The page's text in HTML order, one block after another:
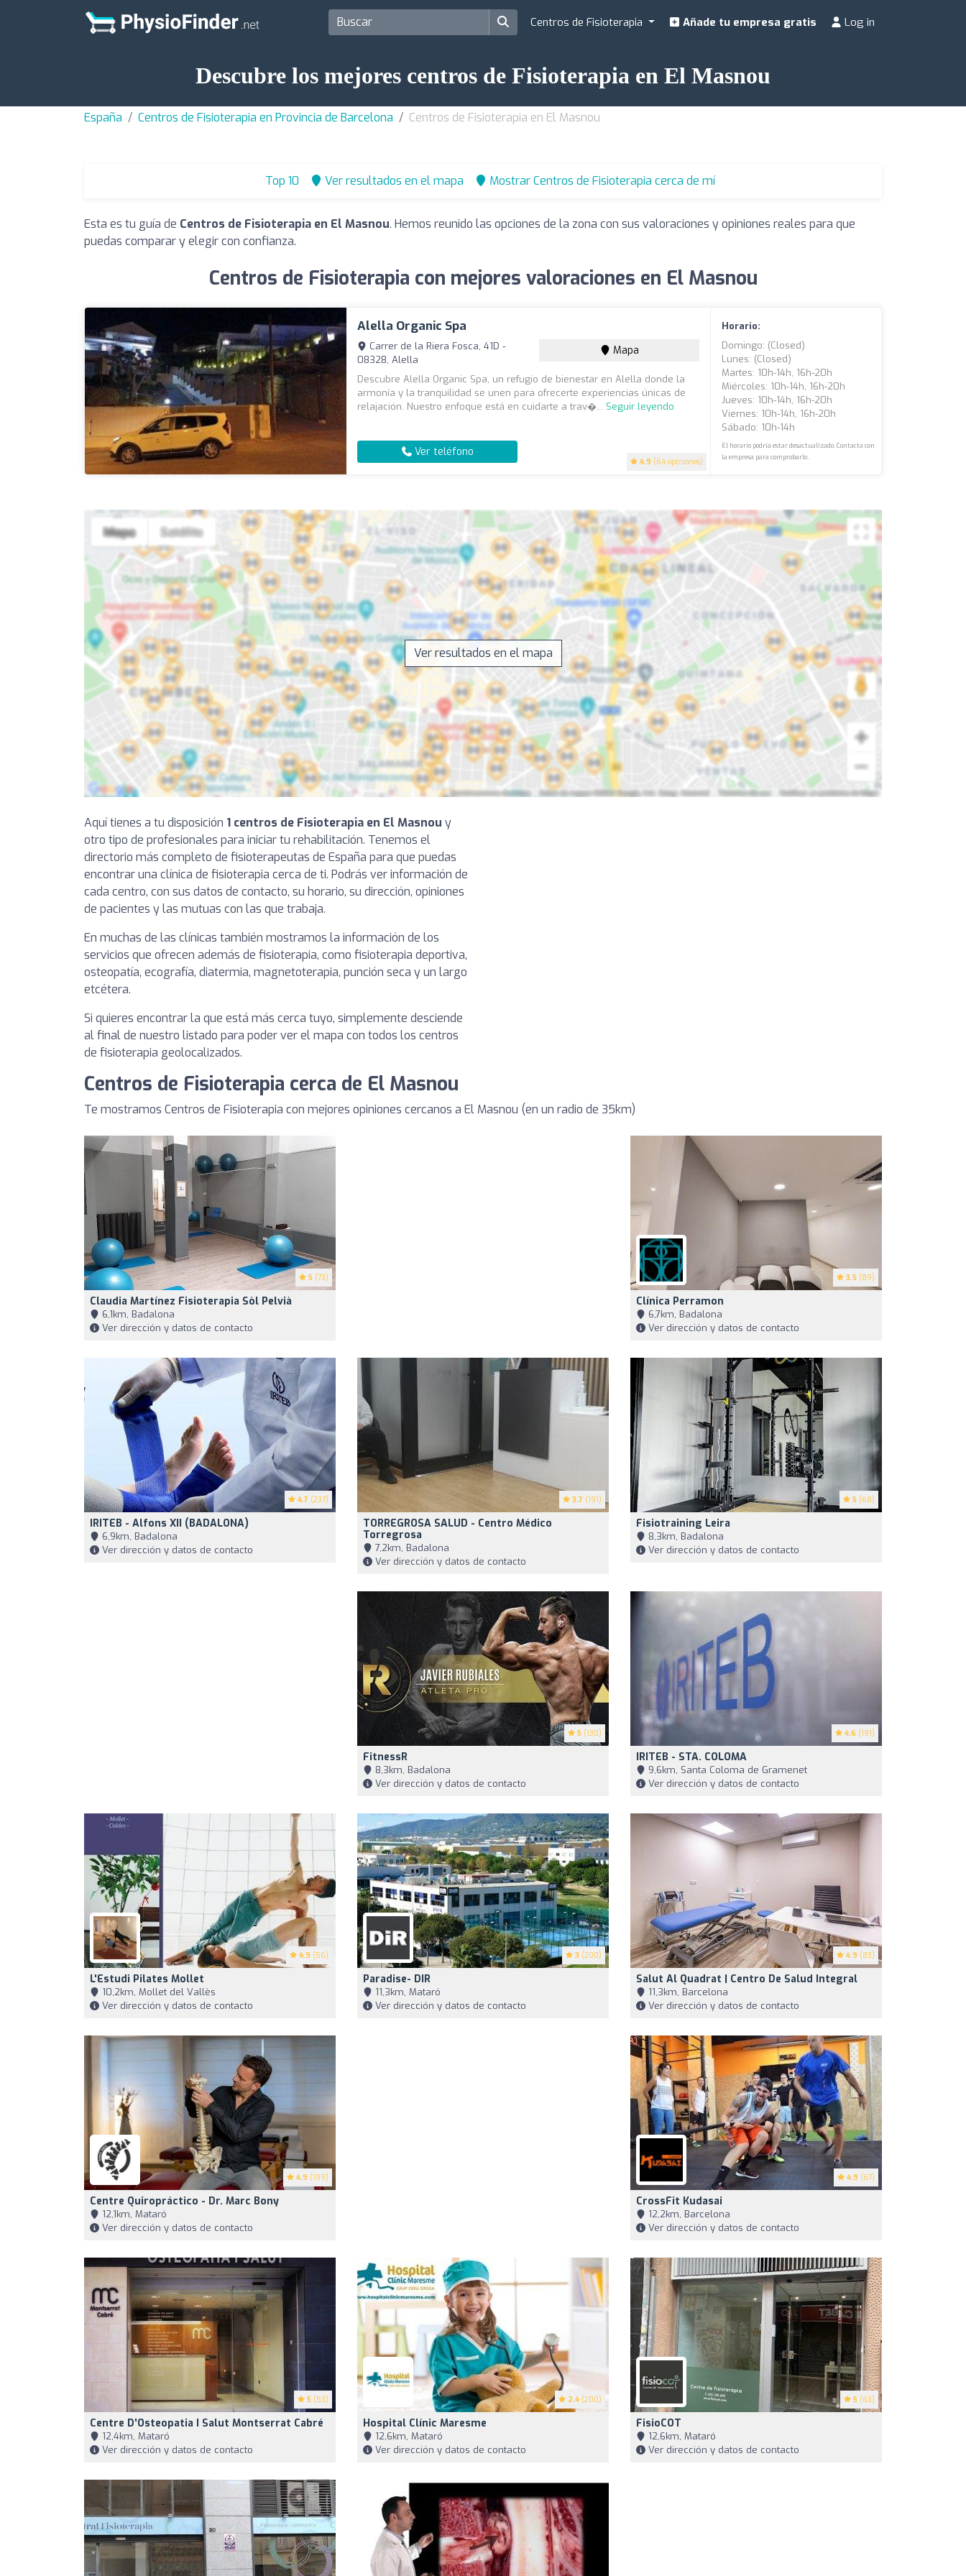
Centros de Fisioterapia Añade tu empresa gratis Log in
Descubre los mejores centros de Fisioterapia en El Masnou
España Centros de Fisioterapia en Provincia de Barcelona Centros de Fisioterapia en El Masnou
Top 10 Ver resultados en el mapa Mostrar Centros de Fisioterapia cerca de mí
Esta es tu guía de Centros de Fisioterapia en El Masnou. Hemos reunido las opciones de la zona con sus valoraciones y opiniones reales para que
puedas comparar y elegir con confianza.
Centros de Fisioterapia con mejores valoraciones en El Masnou
Alella Organic Spa
4.9 (64 opiniones)
Carrer de la Riera Fosca, 41D -
08328, Alella
Mapa
Descubre Alella Organic Spa, un refugio de bienestar en Alella donde la
armonía y la tranquilidad se unen para ofrecerte experiencias únicas de
relajación. Nuestro enfoque está en cuidarte a trav�... Seguir leyendo
Ver teléfono
Horario:
Domingo: (closed)
Lunes: (closed)
Martes: 10h-14h, 16h-20h
Miércoles: 10h-14h, 16h-20h
Jueves: 10h-14h, 16h-20h
Viernes: 10h-14h, 16h-20h
Sábado: 10h-14h
El horario podría estar desactualizado. Contacta con
la empresa para comprobarlo.
Ver resultados en el mapa
Aquí tienes a tu disposición 1 centros de Fisioterapia en El Masnou y
otro tipo de profesionales para iniciar tu rehabilitación. Tenemos el
directorio más completo de fisioterapeutas de España para que puedas
encontrar una clínica de fisioterapia cerca de ti. Podrás ver información de
cada centro, con sus datos de contacto, su horario, su dirección, opiniones
de pacientes y las mutuas con las que trabaja.
En muchas de las clínicas también mostramos la información de los
servicios que ofrecen además de fisioterapia, como fisioterapia deportiva,
osteopatía, ecografía, diatermia, magnetoterapia, punción seca y un largo
etcétera.
Si quieres encontrar la que está más cerca tuyo, simplemente desciende
al final de nuestro listado para poder ver el mapa con todos los centros
de fisioterapia geolocalizados.
Centros de Fisioterapia cerca de El Masnou
Te mostramos Centros de Fisioterapia con mejores opiniones cercanos a El Masnou (en un radio de 35km)
5 (73)
Claudia Martínez Fisioterapia Sòl Pelvià
6,1km, Badalona
Ver dirección y datos de contacto
3.5 (89)
Clínica Perramon
6,7km, Badalona
Ver dirección y datos de contacto
4.7 (237)
IRITEB - Alfons XII (BADALONA)
6,9km, Badalona
Ver dirección y datos de contacto
3.7 (191)
TORREGROSA SALUD - Centro Médico
Torregrosa
7,2km, Badalona
Ver dirección y datos de contacto
5 (68)
Fisiotraining Leira
8,3km, Badalona
Ver dirección y datos de contacto
5 (130)
FitnessR
8,3km, Badalona
Ver dirección y datos de contacto
4.6 (191)
IRITEB - STA. COLOMA
9,6km, Santa Coloma de Gramenet
Ver dirección y datos de contacto
4.9 (56)
L'Estudi Pilates Mollet
10,2km, Mollet del Vallès
Ver dirección y datos de contacto
3 (200)
Paradise- DIR
11,3km, Mataró
Ver dirección y datos de contacto
4.9 (83)
Salut Al Quadrat | Centro De Salud Integral
11,3km, Barcelona
Ver dirección y datos de contacto
4.9 (199)
Centre Quiropráctico - Dr. Marc Bony
12,1km, Mataró
Ver dirección y datos de contacto
4.9 (67)
CrossFit Kudasai
12,2km, Barcelona
Ver dirección y datos de contacto
5 (53)
Centre D'Osteopatia I Salut Montserrat Cabré
12,4km, Mataró
Ver dirección y datos de contacto
2.4 (200)
Hospital Clínic Maresme
12,6km, Mataró
Ver dirección y datos de contacto
5 (63)
FisioCOT
12,6km, Mataró
Ver dirección y datos de contacto